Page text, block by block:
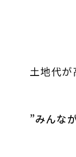
土地代が
”みんな